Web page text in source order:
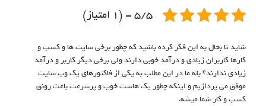
5/5 - (1 امتیاز)
شاید تا بحال به این فکر کرده باشید که چطور برخی سایت ها و کسب و
کارها کاربران زیادی و درآمد خوبی دارند ولی برخی دیگر کاربر و درآمد
زیادی ندارند؟ بله ما در این مطلب به یکی از فاکتورهای یک وب سایت
موفق می پردازیم و اینکه چطور یک هاست خوب و پرسرعت باعث رونق
کسب و کار شما میشه.